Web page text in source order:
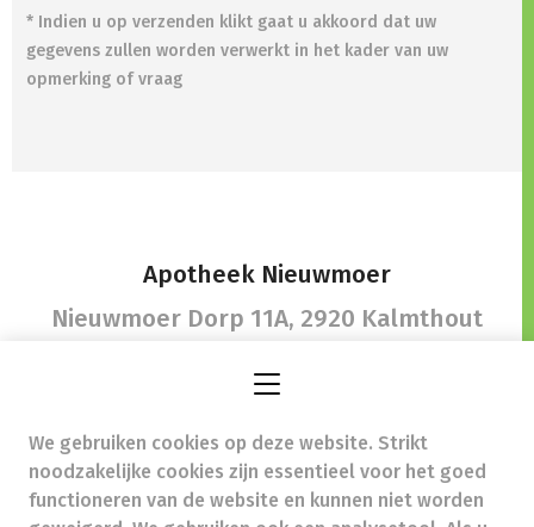
* Indien u op verzenden klikt gaat u akkoord dat uw
gegevens zullen worden verwerkt in het kader van uw
opmerking of vraag
Apotheek Nieuwmoer
Nieuwmoer Dorp 11A, 2920 Kalmthout
gezond@apotheeknieuwmoer.be -
Ondernemingsnummer (BTW nr.) (BE)0471967851
Beroepstitel: Apotheker werkzaam in België
We gebruiken cookies op deze website. Strikt
noodzakelijke cookies zijn essentieel voor het goed
functioneren van de website en kunnen niet worden